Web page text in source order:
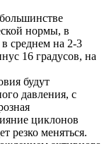
нормы, в
среднем на 2-3
16 градусов, на
будут
давления, с
циклонов
резко меняться.